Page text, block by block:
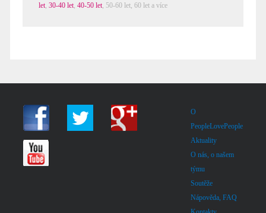
let, 30-40 let, 40-50 let, 50-60 let, 60 let a více
O
PeopleLovePeople
Aktuality
O nás, o našem
týmu
Soutěže
Nápověda, FAQ